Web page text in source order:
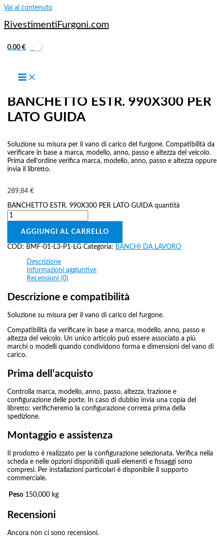
Vai al contenuto
RivestimentiFurgoni.com
0,00€
BANCHI DA LAVORO
BANCHETTO ESTR. 990X300 PER
LATO GUIDA
289,84€
Soluzione su misura per il vano di carico del furgone. Compatibilità da
verificare in base a marca, modello, anno, passo e altezza del veicolo.
Prima dell’ordine verifica marca, modello, anno, passo e altezza oppure
invia il libretto.
BANCHETTO ESTR. 990X300 PER LATO GUIDA quantità
AGGIUNGI AL CARRELLO
COD: BMF-01-L3-P1-LG Categoria: BANCHI DA LAVORO
Descrizione
Informazioni aggiuntive
Recensioni (0)
Descrizione e compatibilità
Soluzione su misura per il vano di carico del furgone.
Compatibilità da verificare in base a marca, modello, anno, passo e
altezza del veicolo. Un unico articolo può essere associato a più
marchi o modelli quando condividono forma e dimensioni del vano di
carico.
Prima dell’acquisto
Controlla marca, modello, anno, passo, altezza, trazione e
configurazione delle porte. In caso di dubbio invia una copia del
libretto: verificheremo la configurazione corretta prima della
spedizione.
Montaggio e assistenza
Il prodotto è realizzato per la configurazione selezionata. Verifica nella
scheda e nelle opzioni disponibili quali elementi e fissaggi sono
compresi. Per installazioni particolari è disponibile il supporto
commerciale.
Peso 150,000 kg
Recensioni
Ancora non ci sono recensioni.